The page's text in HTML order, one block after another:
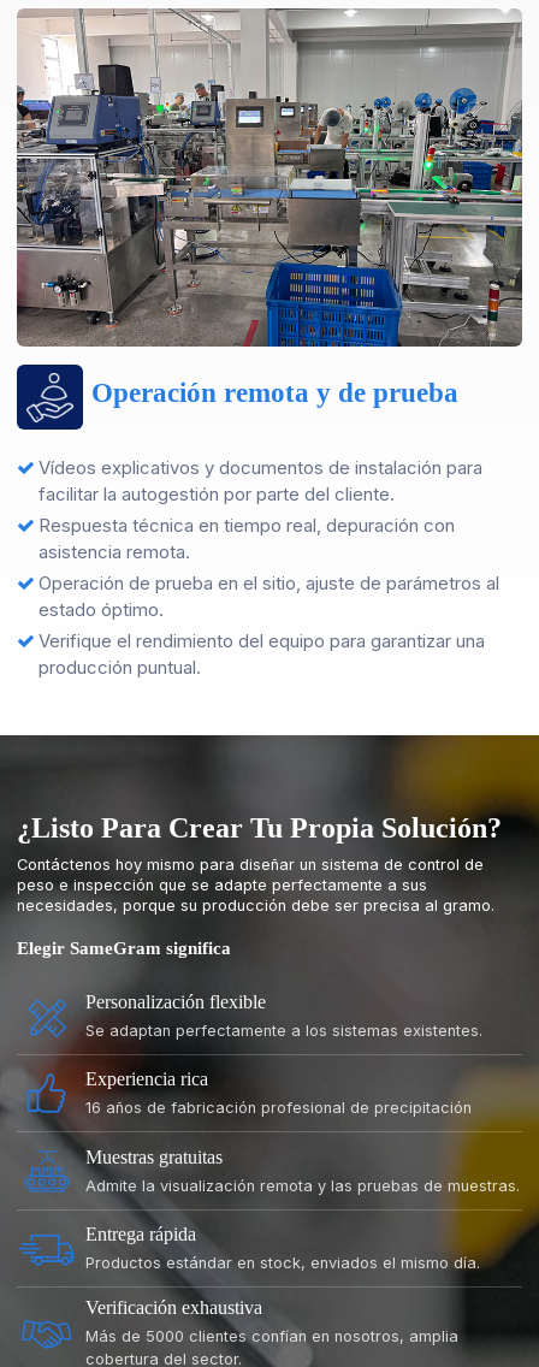
Operación remota y de prueba
Vídeos explicativos y documentos de instalación para
facilitar la autogestión por parte del cliente.
Respuesta técnica en tiempo real, depuración con
asistencia remota.
Operación de prueba en el sitio, ajuste de parámetros al
estado óptimo.
Verifique el rendimiento del equipo para garantizar una
producción puntual.
¿Listo Para Crear Tu Propia Solución?
Contáctenos hoy mismo para diseñar un sistema de control de
peso e inspección que se adapte perfectamente a sus
necesidades, porque su producción debe ser precisa al gramo.
Elegir SameGram significa
Personalización flexible
Se adaptan perfectamente a los sistemas existentes.
Experiencia rica
16 años de fabricación profesional de precipitación
Muestras gratuitas
Admite la visualización remota y las pruebas de muestras.
Entrega rápida
Productos estándar en stock, enviados el mismo día.
Verificación exhaustiva
Más de 5000 clientes confían en nosotros, amplia
cobertura del sector.